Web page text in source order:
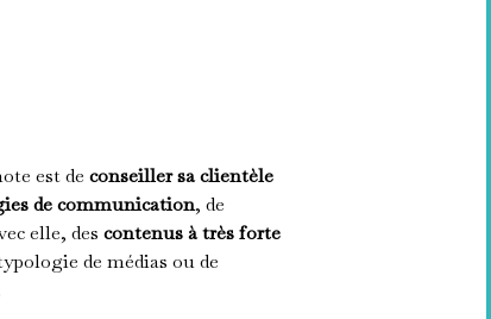
est de conseiller sa clientèle
de communication, de
elle, des contenus à très forte
de médias ou de